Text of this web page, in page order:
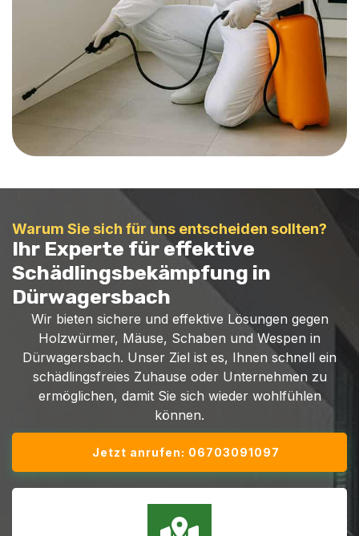
Warum Sie sich für uns entscheiden sollten?
Ihr Experte für effektive
Schädlingsbekämpfung in
Dürwagersbach
Wir bieten sichere und effektive Lösungen gegen
Holzwürmer, Mäuse, Schaben und Wespen in
Dürwagersbach. Unser Ziel ist es, Ihnen schnell ein
schädlingsfreies Zuhause oder Unternehmen zu
ermöglichen, damit Sie sich wieder wohlfühlen
können.
Jetzt anrufen: 06703091097